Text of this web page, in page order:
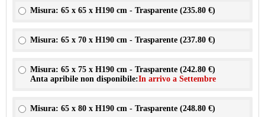
Misura: 65 x 65 x H190 cm - Trasparente (235.80 €)
Misura: 65 x 70 x H190 cm - Trasparente (237.80 €)
Misura: 65 x 75 x H190 cm - Trasparente (242.80 €)
Anta apribile non disponibile:In arrivo a Settembre
Misura: 65 x 80 x H190 cm - Trasparente (248.80 €)